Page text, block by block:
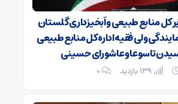
کل منابع طبیعی و آبخیزداری گلستان
ولی فقیه اداره کل منابع طبیعی
تاسوعا و عاشورای حسینی
۰